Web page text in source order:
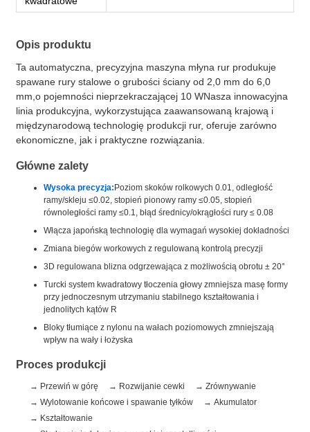
Opis produktu
Ta automatyczna, precyzyjna maszyna młyna rur produkuje
spawane rury stalowe o grubości ściany od 2,0 mm do 6,0
mm,o pojemności nieprzekraczającej 10 WNasza innowacyjna
linia produkcyjna, wykorzystująca zaawansowaną krajową i
międzynarodową technologię produkcji rur, oferuje zarówno
ekonomiczne, jak i praktyczne rozwiązania.
Główne zalety
Wysoka precyzja:Poziom skoków rolkowych 0.01, odległość
ramy/skleju ≤0.02, stopień pionowy ramy ≤0.05, stopień
równoległości ramy ≤0.1, błąd średnicy/okrągłości rury ≤ 0.08
Włącza japońską technologię dla wymagań wysokiej dokładności
Zmiana biegów workowych z regulowaną kontrolą precyzji
3D regulowana blizna odgrzewająca z możliwością obrotu ± 20°
Turcki system kwadratowy tłoczenia głowy zmniejsza masę formy
przy jednoczesnym utrzymaniu stabilnego kształtowania i
jednolitych kątów R
Bloky tłumiące z nylonu na wałach poziomowych zmniejszają
wpływ na wały i łożyska
Proces produkcji
Przewiń w górę Rozwijanie cewki
Zrównywanie
Wylotowanie końcowe i spawanie tyłków
Akumulator
Kształtowanie